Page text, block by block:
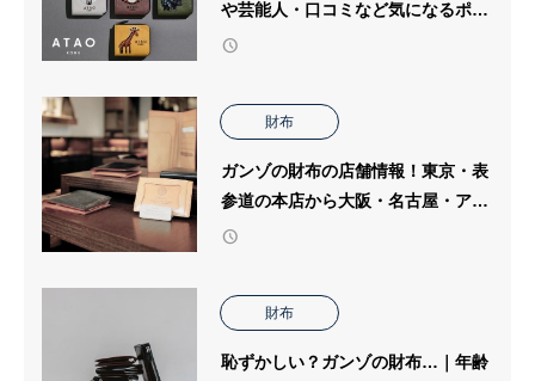
や芸能人・口コミなど気になるポイ
ント別にくわしく解説
財布
ガンゾの財布の店舗情報！東京・表
参道の本店から大阪・名古屋・アウ
トレットまで詳しく解説
財布
恥ずかしい？ガンゾの財布…｜年齢